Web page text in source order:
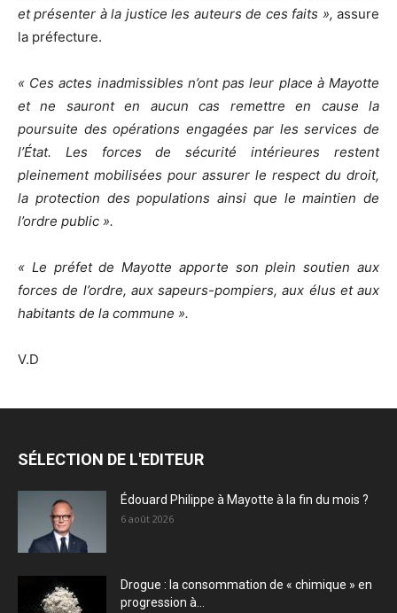
et présenter à la justice les auteurs de ces faits », assure
la préfecture.
« Ces actes inadmissibles n’ont pas leur place à Mayotte
et ne sauront en aucun cas remettre en cause la
poursuite des opérations engagées par les services de
l’État. Les forces de sécurité intérieures restent
pleinement mobilisées pour assurer le respect du droit,
la protection des populations ainsi que le maintien de
l’ordre public ».
« Le préfet de Mayotte apporte son plein soutien aux
forces de l’ordre, aux sapeurs-pompiers, aux élus et aux
habitants de la commune ».
V.D
SÉLECTION DE L'EDITEUR
Édouard Philippe à Mayotte à la fin du mois ?
6 août 2026
Drogue : la consommation de « chimique » en
progression à...